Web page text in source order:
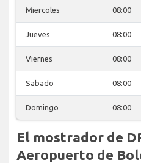
Miercoles 08:00
Jueves 08:00
Viernes 08:00
Sabado 08:00
Domingo 08:00
El mostrador de
Aeropuerto de